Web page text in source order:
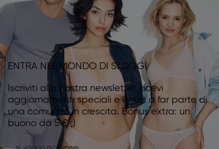
ENTRA NEL MONDO DI SLOGGI
Iscriviti alla nostra newsletter, ricevi
aggiornamenti speciali e entra a far parte di
una comunità in crescita. Bonus extra: un
buono da 5 € ;)